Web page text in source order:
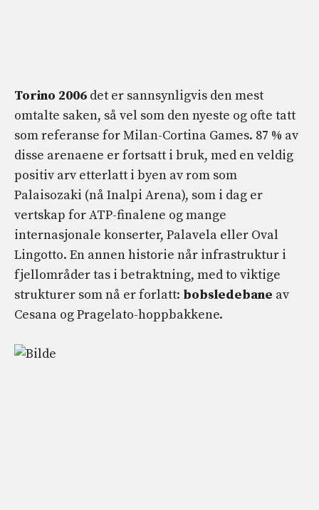
Torino 2006 det er sannsynligvis den mest
omtalte saken, så vel som den nyeste og ofte tatt
som referanse for Milan-Cortina Games. 87 % av
disse arenaene er fortsatt i bruk, med en veldig
positiv arv etterlatt i byen av rom som
Palaisozaki (nå Inalpi Arena), som i dag er
vertskap for ATP-finalene og mange
internasjonale konserter, Palavela eller Oval
Lingotto. En annen historie når infrastruktur i
fjellområder tas i betraktning, med to viktige
strukturer som nå er forlatt: bobsledebane av
Cesana og Pragelato-hoppbakkene.